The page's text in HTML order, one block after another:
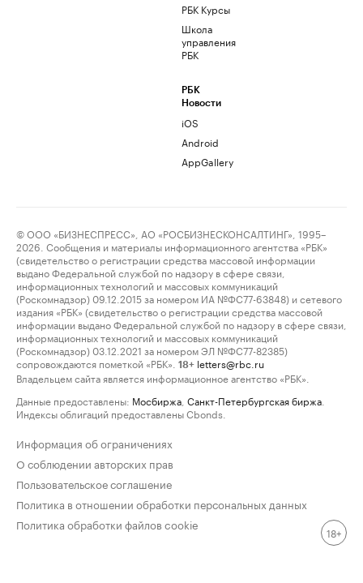
РБК Курсы
Школа
управления
РБК
РБК
Новости
iOS
Android
AppGallery
© ООО «БИЗНЕСПРЕСС», АО «РОСБИЗНЕСКОНСАЛТИНГ», 1995–
2026. Сообщения и материалы информационного агентства «РБК»
(свидетельство о регистрации средства массовой информации
выдано Федеральной службой по надзору в сфере связи,
информационных технологий и массовых коммуникаций
(Роскомнадзор) 09.12.2015 за номером ИА №ФС77-63848) и сетевого
издания «РБК» (свидетельство о регистрации средства массовой
информации выдано Федеральной службой по надзору в сфере связи,
информационных технологий и массовых коммуникаций
(Роскомнадзор) 03.12.2021 за номером ЭЛ №ФС77-82385)
сопровождаются пометкой «РБК».
18+ letters@rbc.ru
Владельцем сайта является информационное агентство «РБК».
Данные предоставлены: Мосбиржа Санкт-Петербургская биржа
Индексы облигаций предоставлены Cbonds.
Информация об ограничениях
О соблюдении авторских прав
Пользовательское соглашение
Политика в отношении обработки персональных данных
Политика обработки файлов cookie
18+